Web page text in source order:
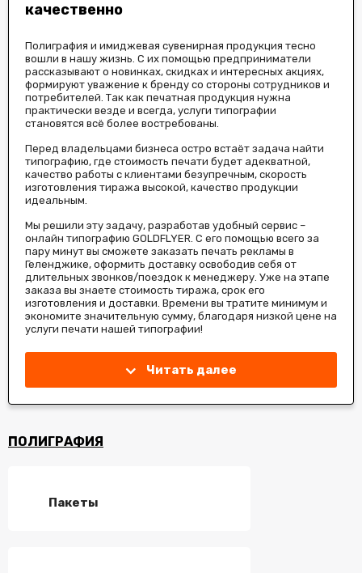
качественно
Полиграфия и имиджевая сувенирная продукция тесно
вошли в нашу жизнь. С их помощью предприниматели
рассказывают о новинках, скидках и интересных акциях,
формируют уважение к бренду со стороны сотрудников и
потребителей. Так как печатная продукция нужна
практически везде и всегда, услуги типографии
становятся всё более востребованы.
Перед владельцами бизнеса остро встаёт задача найти
типографию, где стоимость печати будет адекватной,
качество работы с клиентами безупречным, скорость
изготовления тиража высокой, качество продукции
идеальным.
Мы решили эту задачу, разработав удобный сервис –
онлайн типографию GOLDFLYER. С его помощью всего за
пару минут вы сможете заказать печать рекламы в
Геленджике, оформить доставку освободив себя от
длительных звонков/поездок к менеджеру. Уже на этапе
заказа вы знаете стоимость тиража, срок его
изготовления и доставки. Времени вы тратите минимум и
экономите значительную сумму, благодаря низкой цене на
услуги печати нашей типографии!
Читать далее
ПОЛИГРАФИЯ
Пакеты